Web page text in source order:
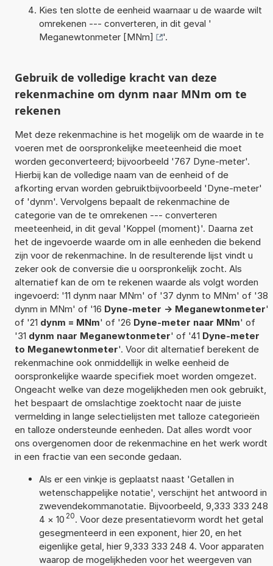
Kies ten slotte de eenheid waarnaar u de waarde wilt
omrekenen --- converteren, in dit geval '
Meganewtonmeter [MNm]
'.
Gebruik de volledige kracht van deze
rekenmachine om dynm naar MNm om te
rekenen
Met deze rekenmachine is het mogelijk om de waarde in te
voeren met de oorspronkelijke meeteenheid die moet
worden geconverteerd; bijvoorbeeld '767 Dyne-meter'.
Hierbij kan de volledige naam van de eenheid of de
afkorting ervan worden gebruiktbijvoorbeeld 'Dyne-meter'
of 'dynm'. Vervolgens bepaalt de rekenmachine de
categorie van de te omrekenen --- converteren
meeteenheid, in dit geval 'Koppel (moment)'. Daarna zet
het de ingevoerde waarde om in alle eenheden die bekend
zijn voor de rekenmachine. In de resulterende lijst vindt u
zeker ook de conversie die u oorspronkelijk zocht. Als
alternatief kan de om te rekenen waarde als volgt worden
ingevoerd: '11 dynm naar MNm' of '37 dynm to MNm' of '38
dynm in MNm' of '16 Dyne-meter -> Meganewtonmeter'
of '21 dynm = MNm' of '26 Dyne-meter naar MNm' of
'31 dynm naar Meganewtonmeter' of '41 Dyne-meter
to Meganewtonmeter'. Voor dit alternatief berekent de
rekenmachine ook onmiddellijk in welke eenheid de
oorspronkelijke waarde specifiek moet worden omgezet.
Ongeacht welke van deze mogelijkheden men ook gebruikt,
het bespaart de omslachtige zoektocht naar de juiste
vermelding in lange selectielijsten met talloze categorieën
en talloze ondersteunde eenheden. Dat alles wordt voor
ons overgenomen door de rekenmachine en het werk wordt
in een fractie van een seconde gedaan.
Als er een vinkje is geplaatst naast 'Getallen in
wetenschappelijke notatie', verschijnt het antwoord in
zwevendekommanotatie. Bijvoorbeeld, 9,333 333 248
4 × 10 20. Voor deze presentatievorm wordt het getal
gesegmenteerd in een exponent, hier 20, en het
eigenlijke getal, hier 9,333 333 248 4. Voor apparaten
waarop de mogelijkheden voor het weergeven van